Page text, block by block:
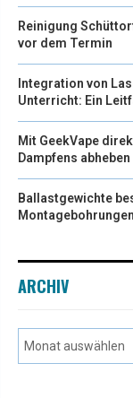
Reinigung
vor dem Termin
Integration von
Unterricht: Ein
Mit GeekVape
Dampfens abheben
Ballastgewichte
ARCHIV